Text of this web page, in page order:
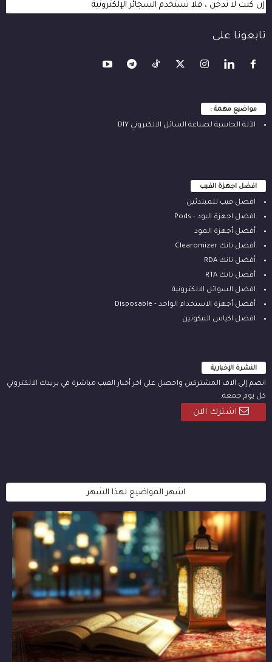
إن كنت لا تدخن ، فلا تستخدم السجائر الإلكترونية
تابعونا على
مواضيع مهمة :
الآلة ‫الحاسبة لصناعة السائل الالكتروني‬ DIY
افضل اجهزة الفيب
افضل فيب للمبتدئين
افضل اجهزة البود - Pods
أفضل أجهزة المود
أفضل تانك Clearomizer
أفضل تانك RDA
أفضل تانك RTA
افضل السوائل الالكترونية
أفضل أجهزة الاستخدام الواحد - Disposable
افضل اكياس النيكوتين
النشرة الإخبارية
انضم إلى آلاف المشتركين واحصل على آخر أخبار الفيب مباشرة في بريدك الالكتروني
كل يوم جمعة.
اشترك الان
اشهر المواضيع لهذا الشهر